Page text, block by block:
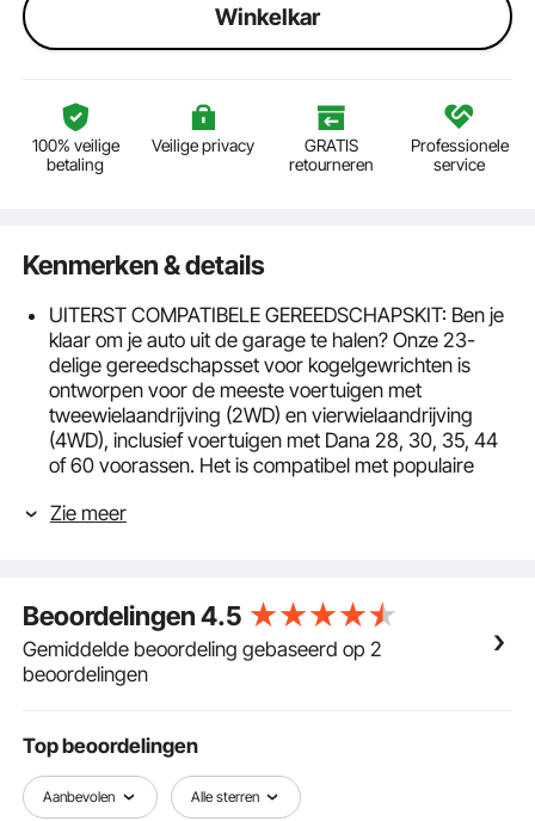
Winkelkar
100% veilige
betaling
Veilige privacy
GRATIS
retourneren
Professionele
service
Kenmerken & details
UITERST COMPATIBELE GEREEDSCHAPSKIT: Ben je
klaar om je auto uit de garage te halen? Onze 23-
delige gereedschapsset voor kogelgewrichten is
ontworpen voor de meeste voertuigen met
tweewielaandrijving (2WD) en vierwielaandrijving
(4WD), inclusief voertuigen met Dana 28, 30, 35, 44
of 60 voorassen. Het is compatibel met populaire
en Jeep.
klemhardheid is HRC32-38 en drukschroefhardheid
is HRC28-36, bereikt door warmtebehandeling met
meerdere processen. Dit maakt onze kit betrouwbaar
en in staat om de meest veeleisende en stressvolle
STEVIGE EN KRACHTIGE STRUCTUUR: Onze heavy-
duty balpenpersset is gemaakt van hoogwaardig
koolstofstaal en biedt de sterkte en duurzaamheid die
nodig zijn om de klus te klaren. Het is zwart gecoat en
Zie meer
Beoordelingen4.5
Gemiddelde beoordeling gebaseerd op 2
beoordelingen
Top beoordelingen
Aanbevolen Alle sterren